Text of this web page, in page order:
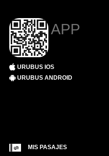
APP
URUBUS IOS
URUBUS ANDROID
MIS PASAJES